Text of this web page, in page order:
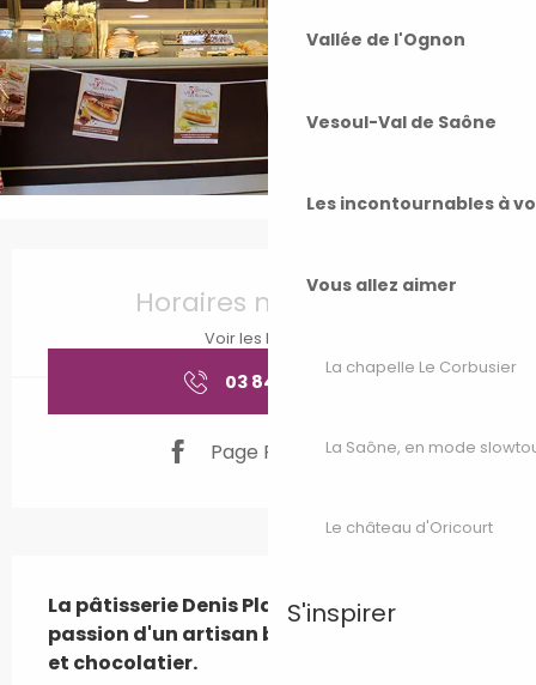
Vallée de l'Ognon
Vesoul-Val de Saône
Les incontournables à
Vous allez aimer
La chapelle Le Corbusier
La Saône, en mode
Le château d'Oricourt
S'inspirer
Horaires non définis
Voir les horaires
03 84 49 12
Page Facebook
La pâtisserie Denis Platte est le fruit de la
passion d'un artisan boulanger, pâtissier
et chocolatier.